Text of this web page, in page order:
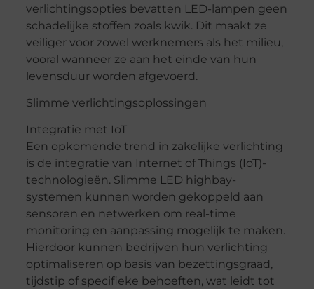
verlichtingsopties bevatten LED-lampen geen
schadelijke stoffen zoals kwik. Dit maakt ze
veiliger voor zowel werknemers als het milieu,
vooral wanneer ze aan het einde van hun
levensduur worden afgevoerd.
Slimme verlichtingsoplossingen
Integratie met IoT
Een opkomende trend in zakelijke verlichting
is de integratie van Internet of Things (IoT)-
technologieën. Slimme LED highbay-
systemen kunnen worden gekoppeld aan
sensoren en netwerken om real-time
monitoring en aanpassing mogelijk te maken.
Hierdoor kunnen bedrijven hun verlichting
optimaliseren op basis van bezettingsgraad,
tijdstip of specifieke behoeften, wat leidt tot